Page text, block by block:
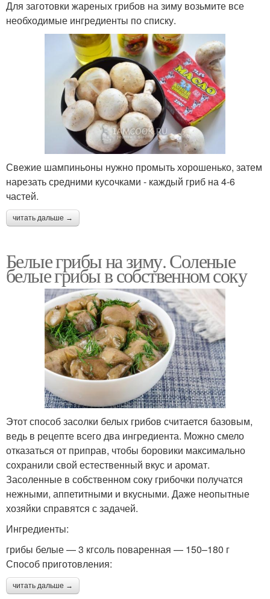
Для заготовки жареных грибов на зиму возьмите все
необходимые ингредиенты по списку.
Свежие шампиньоны нужно промыть хорошенько, затем
нарезать средними кусочками - каждый гриб на 4-6
частей.
читать дальше →
Белые грибы на зиму. Соленые
белые грибы в собственном соку
Этот способ засолки белых грибов считается базовым,
ведь в рецепте всего два ингредиента. Можно смело
отказаться от приправ, чтобы боровики максимально
сохранили свой естественный вкус и аромат.
Засоленные в собственном соку грибочки получатся
нежными, аппетитными и вкусными. Даже неопытные
хозяйки справятся с задачей.
Ингредиенты:
грибы белые — 3 кгсоль поваренная — 150–180 г
Способ приготовления:
читать дальше →